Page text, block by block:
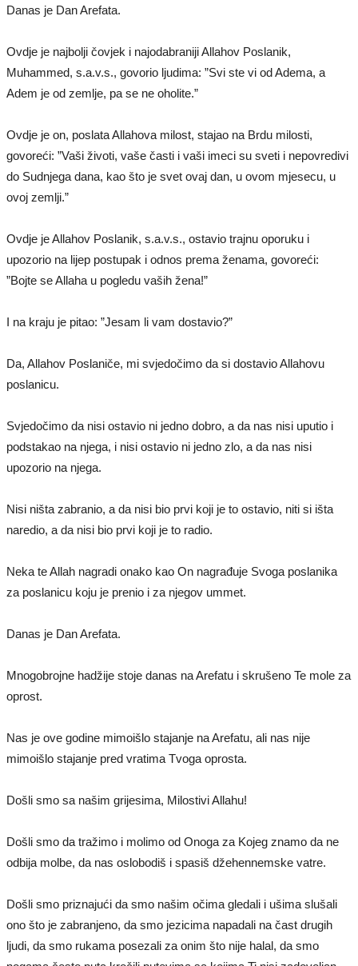
Danas je Dan Arefata.
Ovdje je najbolji čovjek i najodabraniji Allahov Poslanik,
Muhammed, s.a.v.s., govorio ljudima: ”Svi ste vi od Adema, a
Adem je od zemlje, pa se ne oholite.”
Ovdje je on, poslata Allahova milost, stajao na Brdu milosti,
govoreći: ”Vaši životi, vaše časti i vaši imeci su sveti i nepovredivi
do Sudnjega dana, kao što je svet ovaj dan, u ovom mjesecu, u
ovoj zemlji.”
Ovdje je Allahov Poslanik, s.a.v.s., ostavio trajnu oporuku i
upozorio na lijep postupak i odnos prema ženama, govoreći:
”Bojte se Allaha u pogledu vaših žena!”
I na kraju je pitao: ”Jesam li vam dostavio?”
Da, Allahov Poslaniče, mi svjedočimo da si dostavio Allahovu
poslanicu.
Svjedočimo da nisi ostavio ni jedno dobro, a da nas nisi uputio i
podstakao na njega, i nisi ostavio ni jedno zlo, a da nas nisi
upozorio na njega.
Nisi ništa zabranio, a da nisi bio prvi koji je to ostavio, niti si išta
naredio, a da nisi bio prvi koji je to radio.
Neka te Allah nagradi onako kao On nagrađuje Svoga poslanika
za poslanicu koju je prenio i za njegov ummet.
Danas je Dan Arefata.
Mnogobrojne hadžije stoje danas na Arefatu i skrušeno Te mole za
oprost.
Nas je ove godine mimoišlo stajanje na Arefatu, ali nas nije
mimoišlo stajanje pred vratima Tvoga oprosta.
Došli smo sa našim grijesima, Milostivi Allahu!
Došli smo da tražimo i molimo od Onoga za Kojeg znamo da ne
odbija molbe, da nas oslobodiš i spasiš džehennemske vatre.
Došli smo priznajući da smo našim očima gledali i ušima slušali
ono što je zabranjeno, da smo jezicima napadali na čast drugih
ljudi, da smo rukama posezali za onim što nije halal, da smo